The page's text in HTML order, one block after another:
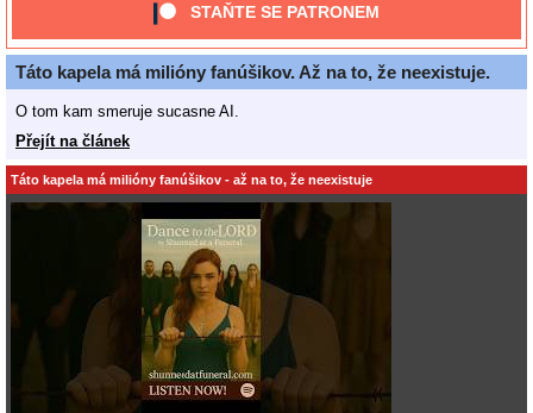
STAŇTE SE PATRONEM
Táto kapela má milióny fanúšikov. Až na to, že neexistuje.
O tom kam smeruje sucasne AI.
Přejít na článek
Táto kapela má milióny fanúšikov - až na to, že neexistuje